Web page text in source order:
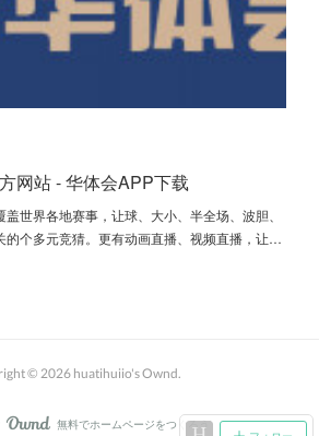
网站 - 华体会APP下载
世界各地赛事，让球、大小、半全场、波胆、
的个多元竞猜。更有动画直播、视频直播，让…
©2026 huatihuiio's Ownd.
AmebaOwnd
無料でホームページをつくろう